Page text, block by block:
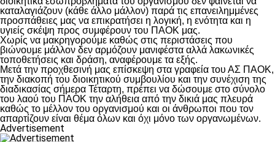
καταλαγιάζουν (κάθε άλλο μάλλον) παρά τις επανειλημμένες
προσπάθειες μας να επικρατήσει η λογική, η ενότητα και η
υγιείς σκέψη προς συμφέρουν του ΠΑΟΚ μας.
Χωρίς να μακρηγορούμε καθώς στις περιστάσεις που
βιώνουμε μάλλον δεν αρμόζουν μανιφέστα αλλά λακωνικές
τοποθετήσεις και δράση, αναφέρουμε τα εξής.
Μετά την προχθεσινή μας επίσκεψη στα γραφεία του ΑΣ ΠΑΟΚ,
την διακοπή του διοικητικού συμβουλίου και την συνέχιση της
διαδικασίας σήμερα Τέταρτη, πρέπει να δώσουμε στο σύνολο
του λαού του ΠΑΟΚ την αλήθεια από την δικιά μας πλευρά
καθώς το μέλλον του οργανισμού και οι άνθρωποι που τον
απαρτίζουν είναι θέμα όλων και όχι μόνο των οργανωμένων.
Advertisement